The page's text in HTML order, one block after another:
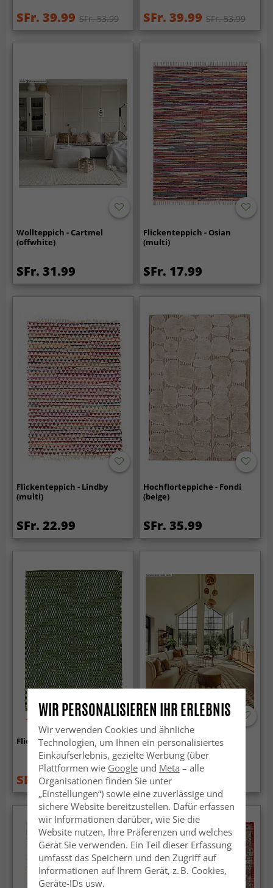
SFr. 39.99 SFr. 53.99 SFr. 39.99 SFr. 53.99
Wollteppich - Cartmel
(offwhite)
SFr. 31.99
Flickenteppich - Osian
(multi)
SFr. 17.99
Flickenteppich - Lindby
(multi)
SFr. 22.99
Hochflorteppiche - Fondi
(beige)
SFr. 35.99
-50%
Flickenteppich - Tuva (grün)
SFr. 13.99 SFr. 26.99
Hochflorteppiche - Ronda
(beige)
SFr. 35.99
WIR PERSONALISIEREN IHR ERLEBNIS
Wir verwenden Cookies und ähnliche
Technologien, um Ihnen ein personalisiertes
Einkaufserlebnis, gezielte Werbung (über
Plattformen wie Googleund Meta – alle
Organisationen finden Sie unter
„Einstellungen“) sowie eine zuverlässige und
sichere Website bereitzustellen. Dafür erfassen
wir Informationen darüber, wie Sie die
Website nutzen, Ihre Präferenzen und welches
Gerät Sie verwenden. Ein Teil dieser Erfassung
umfasst das Speichern und den Zugriff auf
Informationen auf Ihrem Gerät, z. B. Cookies,
Geräte-IDs usw.